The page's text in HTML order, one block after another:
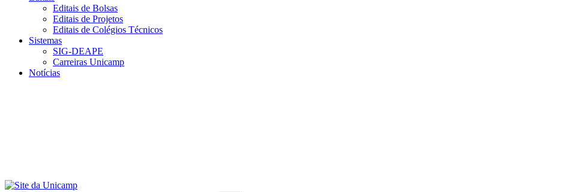
Editais de Bolsas
Editais de Projetos
Editais de Colégios Técnicos
Sistemas
SIG-DEAPE
Carreiras Unicamp
Notícias